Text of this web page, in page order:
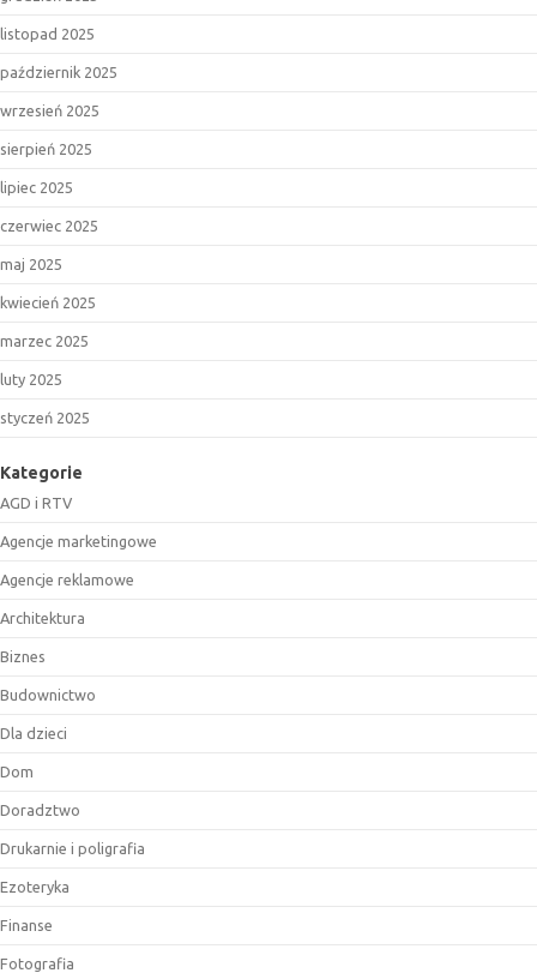
listopad 2025
październik 2025
wrzesień 2025
sierpień 2025
lipiec 2025
czerwiec 2025
maj 2025
kwiecień 2025
marzec 2025
luty 2025
styczeń 2025
Kategorie
AGD i RTV
Agencje marketingowe
Agencje reklamowe
Architektura
Biznes
Budownictwo
Dla dzieci
Dom
Doradztwo
Drukarnie i poligrafia
Ezoteryka
Finanse
Fotografia